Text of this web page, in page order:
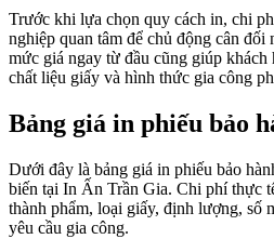
Trước khi lựa chọn quy cách in, chi
nghiệp quan tâm để chủ động cân đối
mức giá ngay từ đầu cũng giúp khách
chất liệu giấy và hình thức gia công
Bảng giá in phiếu bảo
Dưới đây là bảng giá in phiếu bảo
biến tại In Ấn Trần Gia. Chi phí thực
thành phẩm, loại giấy, định lượng, số
yêu cầu gia công.